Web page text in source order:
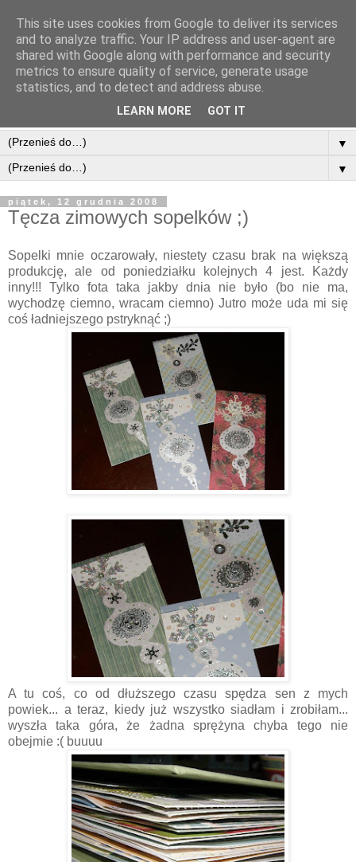
▼
▼
piątek, 12 grudnia 2008
Tęcza zimowych sopelków ;)
Sopelki mnie oczarowały, niestety czasu brak na większą
produkcję, ale od poniedziałku kolejnych 4 jest. Każdy
inny!!! Tylko fota taka jakby dnia nie było (bo nie ma,
wychodzę ciemno, wracam ciemno) Jutro może uda mi się
coś ładniejszego pstryknąć ;)
A tu coś, co od dłuższego czasu spędza sen z mych
powiek... a teraz, kiedy już wszystko siadłam i zrobiłam...
wyszła taka góra, że żadna sprężyna chyba tego nie
obejmie :( buuuu
This site uses cookies from Google to deliver its services
and to analyze traffic. Your IP address and user-agent are
shared with Google along with performance and security
metrics to ensure quality of service, generate usage
statistics, and to detect and address abuse.
LEARN MORE GOT IT